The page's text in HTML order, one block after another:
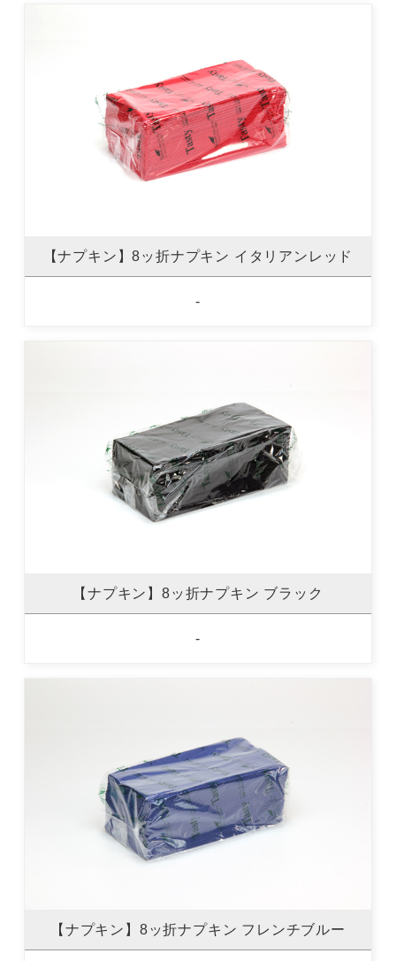
【ナプキン】8ッ折ナプキン イタリアンレッド
-
【ナプキン】8ッ折ナプキン ブラック
-
【ナプキン】8ッ折ナプキン フレンチブルー